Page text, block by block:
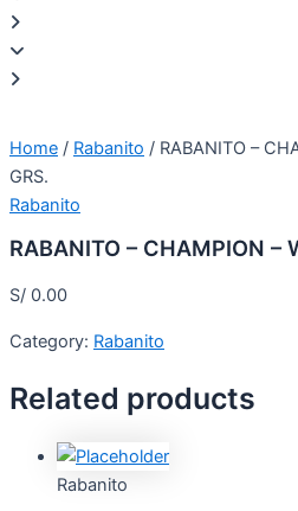
Home / Rabanito / RABANITO –
GRS.
Rabanito
RABANITO – CHAMPION –
S/ 0.00
Category: Rabanito
Related products
Rabanito